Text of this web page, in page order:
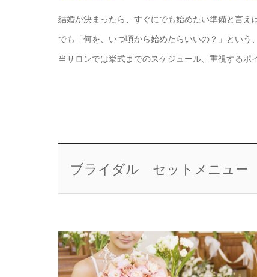
結婚が決まったら、すぐにでも始めたい準備と言え
でも「何を、いつ頃から始めたらいいの？」とい
当サロンでは挙式までのスケジュール、重視するポ
ブライダル セットメニュー